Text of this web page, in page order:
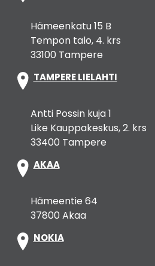
Hämeenkatu 15 B
Tempon talo, 4. krs
33100 Tampere
TAMPERE LIELAHTI
Antti Possin kuja 1
Like Kauppakeskus, 2. krs
33400 Tampere
AKAA
Hämeentie 64
37800 Akaa
NOKIA